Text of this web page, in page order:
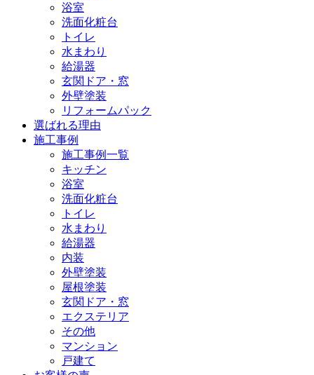
浴室
洗面化粧台
トイレ
水まわり
給湯器
玄関ドア・窓
外壁塗装
リフォームパック
選ばれる理由
施工事例
施工事例一覧
キッチン
浴室
洗面化粧台
トイレ
水まわり
給湯器
内装
外壁塗装
屋根塗装
玄関ドア・窓
エクステリア
その他
マンション
戸建て